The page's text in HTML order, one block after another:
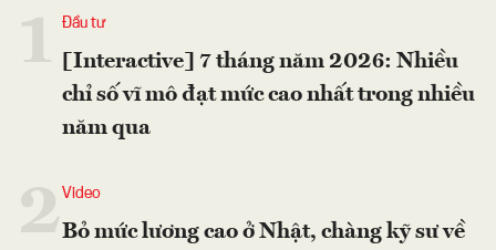
Đầu tư
[Interactive] 7 tháng năm 2026: Nhiều
chỉ số vĩ mô đạt mức cao nhất trong nhiều
năm qua
2Video
Bỏ mức lương cao ở Nhật, chàng kỹ sư về